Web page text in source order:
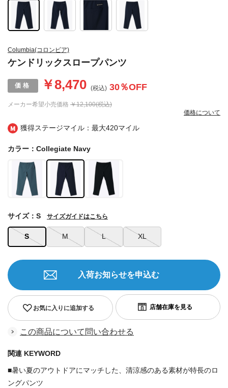
獲得ステージマイル：最大420マイル
Columbia(コロンビア)
ケンドリックスロープパンツ
メーカー希望小売価格 ￥12,100(税込)
￥8,470 (税込) 30％OFF
価格について
カラー：Collegiate Navy
S M L XL
サイズ：S サイズガイドはこちら
お気に入りに追加する
入荷お知らせを申込む
この商品について問い合わせる
関連 KEYWORD
■暑い夏のアウトドアにマッチした、清涼感のある素材が特長のロ
ングパンツ